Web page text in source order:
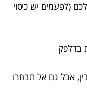
(לפעמים יש כיסוי
בדלפק
אבל גם אל תבחרו